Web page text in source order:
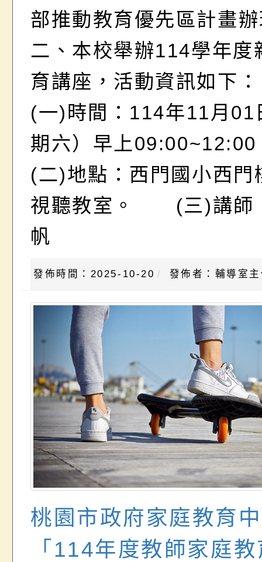
人士踴躍參加
部推動教育優先區計畫
二、本校舉辦114學年度
育講座，活動資訊如
(一)時間：114年11月01
期六）早上
(二)地點：西門國小西門
視聽教室。 (三)講師
帆
發佈時間：2025-10-20 發佈者：輔導室
桃園市政府家庭教育
「114年度教師家庭